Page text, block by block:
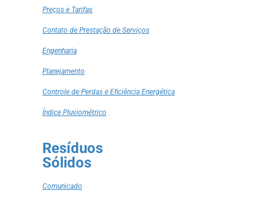
Preços e Tarifas
Contato de Prestação de Serviços
Engenharia
Planejamento
Controle de Perdas e Eficiência Energética
Índice Pluviométrico
Resíduos
Sólidos
Comunicado